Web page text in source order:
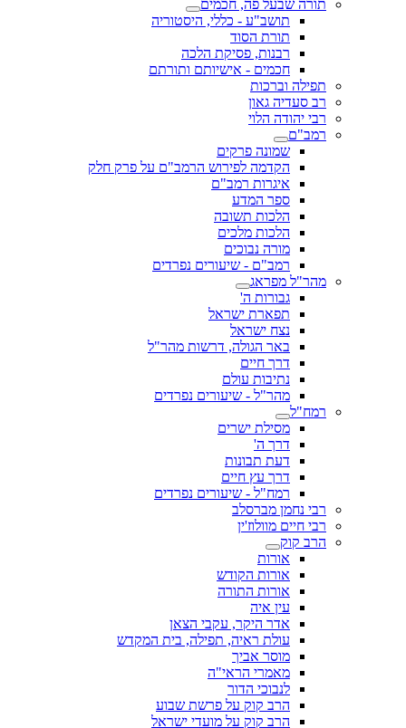
תורה שבעל פה, חכמים
תושב"ע - כללי, היסטוריה
תורת הסוד
רבנות, פסיקת הלכה
חכמים - אישיותם ותורתם
תפילה וברכות
רב סעדיה גאון
רבי יהודה הלוי
רמב"ם
שמונה פרקים
הקדמה לפירוש הרמב"ם על פרק חלק
איגרות רמב"ם
ספר המדע
הלכות תשובה
הלכות מלכים
מורה נבוכים
רמב"ם - שיעורים נפרדים
מהר"ל מפראג
גבורות ה'
תפארת ישראל
נצח ישראל
באר הגולה, דרשות מהר"ל
דרך חיים
נתיבות עולם
מהר"ל - שיעורים נפרדים
רמח"ל
מסילת ישרים
דרך ה'
דעת תבונות
דרך עץ חיים
רמח"ל - שיעורים נפרדים
רבי נחמן מברסלב
רבי חיים מוולוז'ין
הרב קוק
אורות
אורות הקודש
אורות התורה
עין איה
אדר היקר, עקבי הצאן
עולת ראיה, תפילה, בית המקדש
מוסר אביך
מאמרי הראי"ה
לנבוכי הדור
הרב קוק על פרשת שבוע
הרב קוק על מועדי ישראל